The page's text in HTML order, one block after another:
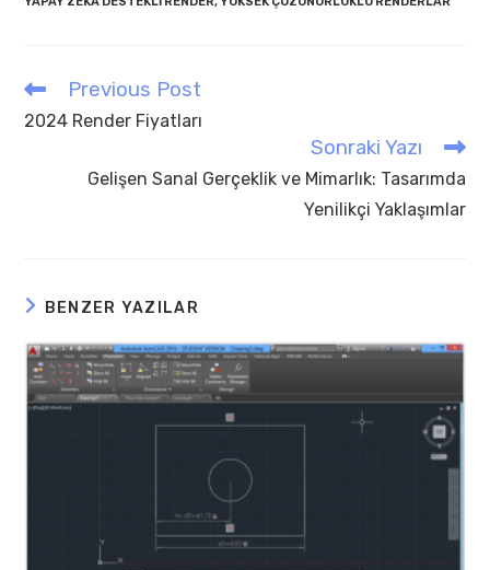
Read
articles
Previous Post
2024 Render Fiyatları
Sonraki Yazı
Gelişen Sanal Gerçeklik ve Mimarlık: Tasarımda
Yenilikçi Yaklaşımlar
BENZER YAZILAR